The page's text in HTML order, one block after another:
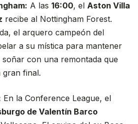
A las 16:00, el Aston Villa
recibe al Nottingham Forest.
el arquero campeón del
a su mística para mantener
con una remontada que
gran final.
En la Conference League, el
de Valentín Barco